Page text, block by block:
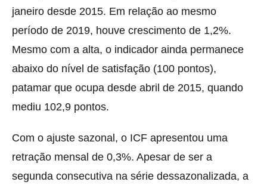
janeiro desde 2015. Em relação ao mesmo
período de 2019, houve crescimento de 1,2%.
Mesmo com a alta, o indicador ainda permanece
abaixo do nível de satisfação (100 pontos),
patamar que ocupa desde abril de 2015, quando
mediu 102,9 pontos.
Com o ajuste sazonal, o ICF apresentou uma
retração mensal de 0,3%. Apesar de ser a
segunda consecutiva na série dessazonalizada, a